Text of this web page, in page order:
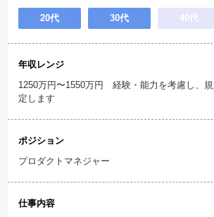
20代 30代 40代
年収レンジ
1250万円〜1550万円 経験・能力を考慮し、
定します
ポジション
プロダクトマネジャー
仕事内容